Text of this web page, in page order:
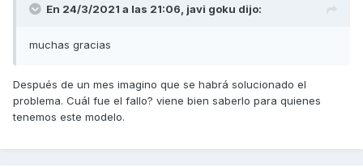
En 24/3/2021 a las 21:06, javi goku dijo:
muchas gracias
Después de un mes imagino que se habrá solucionado el
problema. Cuál fue el fallo? viene bien saberlo para quienes
tenemos este modelo.